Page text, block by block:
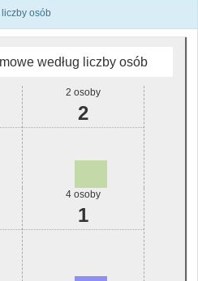
osób
według liczby osób
2 osoby
2
4 osoby
1